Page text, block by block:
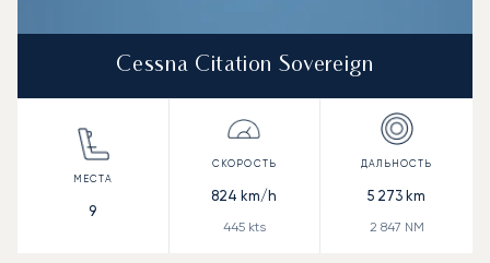
Cessna Citation Sovereign
9
824 km/h
445kts
5 273 km
2 847 NM